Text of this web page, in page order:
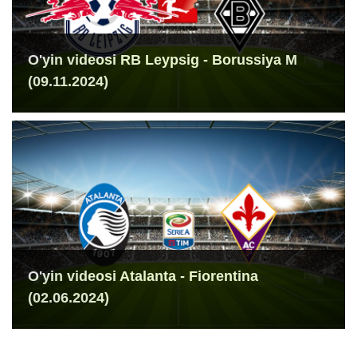
O'yin videosi RB Leypsig - Borussiya M
(09.11.2024)
O'yin videosi Atalanta - Fiorentina
(02.06.2024)